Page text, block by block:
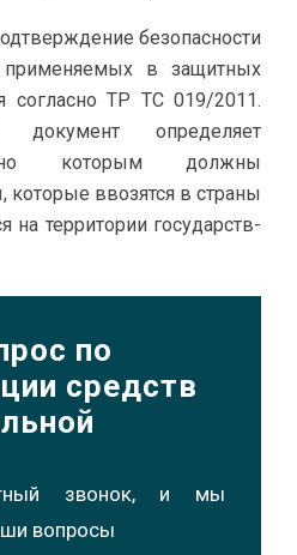
безопасности
применяемых в защитных
согласно ТР ТС 019/2011.
документ определяет
которым должны
которые ввозятся в страны
на территории государств-
по
средств
звонок, и мы
вопросы